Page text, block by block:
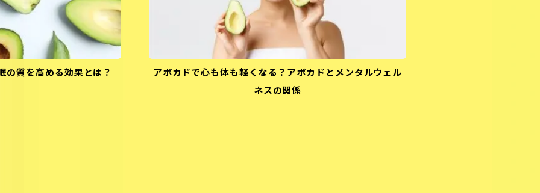
の質を高める効果とは？
アボカドで心も体も軽くなる？アボカドとメンタルウェル
ネスの関係